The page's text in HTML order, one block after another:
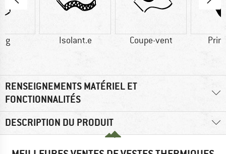
g Isolant.e Coupe-vent
RENSEIGNEMENTS MATÉRIEL ET
FONCTIONNALITÉS
DESCRIPTION DU PRODUIT